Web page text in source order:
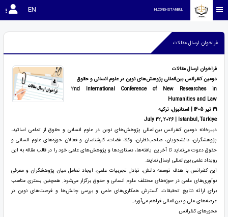
HLCONG-ISTANBUL
EN
فراخوان ارسال مقالات
فراخوان ارسال مقالات
دومین کنفرانس بین‌المللی پژوهش‌های نوین در علوم انسانی و حقوق
2nd International Conference of New Researches in
Humanities and Law
31 تیر 1405 | استانبول، ترکیه
July 22, 2026 | Istanbul, Türkiye
دبیرخانه دومین کنفرانس بین‌المللی پژوهش‌های نوین در علوم انسانی و حقوق از تمامی اساتید،
پژوهشگران، دانشجویان، صاحب‌نظران، وکلا، قضات، کارشناسان و فعالان حوزه‌های علوم انسانی و
حقوق دعوت می‌نماید تا آخرین یافته‌ها، دستاوردها و پژوهش‌های علمی خود را در قالب مقاله به این
رویداد علمی بین‌المللی ارسال نمایند.
این کنفرانس با هدف توسعه دانش، تبادل تجربیات علمی، ایجاد تعامل میان پژوهشگران و معرفی
نوآوری‌های علمی در حوزه‌های مختلف علوم انسانی و حقوق برگزار می‌شود. همچنین بستری مناسب
برای ارائه نتایج تحقیقات، گسترش همکاری‌های علمی و بررسی چالش‌ها و فرصت‌های نوین در
عرصه‌های ملی و بین‌المللی فراهم می‌آورد.
محورهای کنفرانس